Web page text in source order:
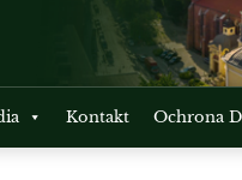
Kontakt Ochrona